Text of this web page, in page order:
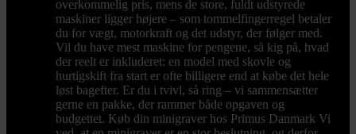
overkommelig pris, mens de store, fuldt udstyrede
maskiner ligger højere – som tommelfingerregel betaler
du for vægt, motorkraft og det udstyr, der følger med.
Vil du have mest maskine for pengene, så kig på, hvad
der reelt er inkluderet: en model med skovle og
hurtigskift fra start er ofte billigere end at købe det hele
løst bagefter. Er du i tvivl, så ring – vi sammensætter
gerne en pakke, der rammer både opgaven og
budgettet. Køb din minigraver hos Primus Danmark Vi